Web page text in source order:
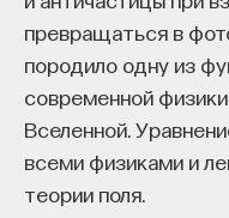
превращаться в
породило одну из
современной
Вселенной.
всеми физиками и
теории поля.